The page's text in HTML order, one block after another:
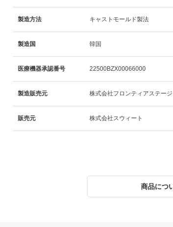
製造方法 キャストモールド製法
製造国 韓国
医療機器承認番号 22500BZX00066000
製造販売元 株式会社フロンティアステー
販売元 株式会社スウィート
商品につ